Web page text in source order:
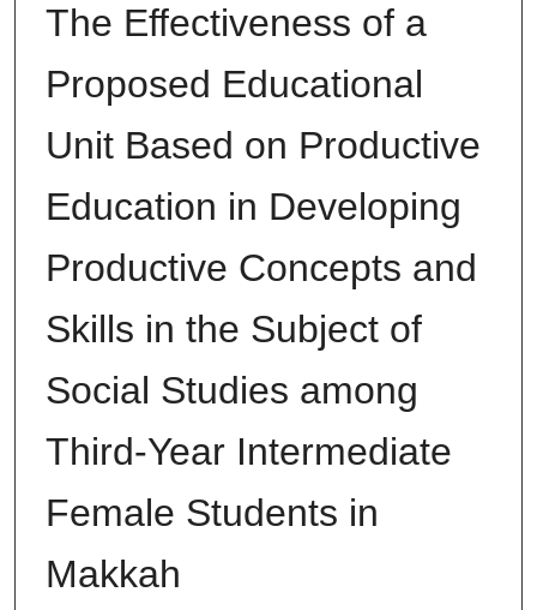
The Effectiveness of a
Proposed Educational
Unit Based on Productive
Education in Developing
Productive Concepts and
Skills in the Subject of
Social Studies among
Third-Year Intermediate
Female Students in
Makkah